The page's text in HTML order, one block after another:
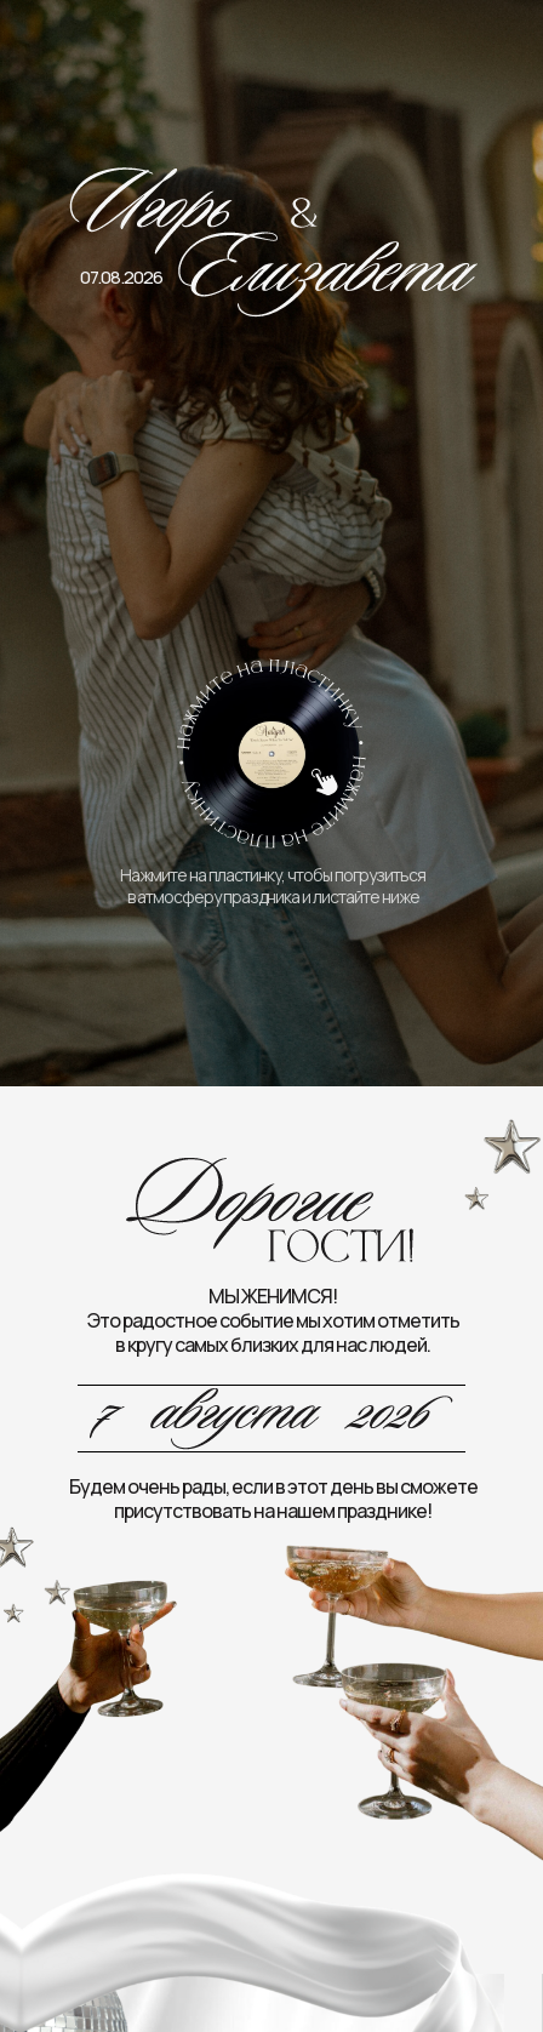
07.08.2026
Нажмите на пластинку, чтобы погрузиться
в атмосферу праздника и листайте ниже
МЫ ЖЕНИМСЯ!
Это радостное событие мы хотим отметить
в кругу самых близких для нас людей.
Будем очень рады, если в этот день вы сможете
присутствовать на нашем празднике!